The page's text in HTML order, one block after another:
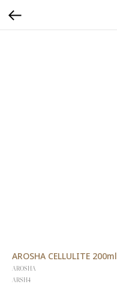
AROSHA CELLULITE 200ml
AROSHA
ARSH4